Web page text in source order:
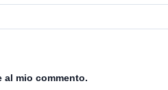
al mio commento.